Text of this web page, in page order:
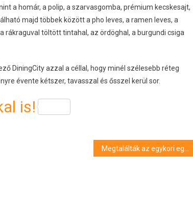
a homár, a polip, a szarvasgomba, prémium kecskesajt,
majd többek között a pho leves, a ramen leves, a
rákraguval töltött tintahal, az ördöghal, a burgundi csiga
DiningCity azzal a céllal, hogy minél szélesebb réteg
évente kétszer, tavasszal és ősszel kerül sor.
is!